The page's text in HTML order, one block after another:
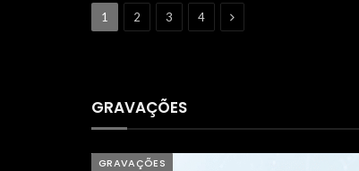
1 2 3 4 Next
GRAVAÇÕES
GRAVAÇÕES